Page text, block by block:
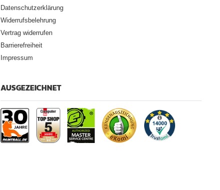
Datenschutzerklärung
Widerrufsbelehrung
Vertrag widerrufen
Barrierefreiheit
Impressum
AUSGEZEICHNET